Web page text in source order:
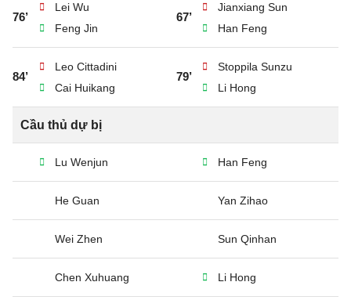
76’
Lei Wu
Feng Jin
67’
Jianxiang Sun
Han Feng
84’
Leo Cittadini
Cai Huikang
79’
Stoppila Sunzu
Li Hong
Cầu thủ dự bị
Lu Wenjun Han Feng
He Guan Yan Zihao
Wei Zhen Sun Qinhan
Chen Xuhuang Li Hong